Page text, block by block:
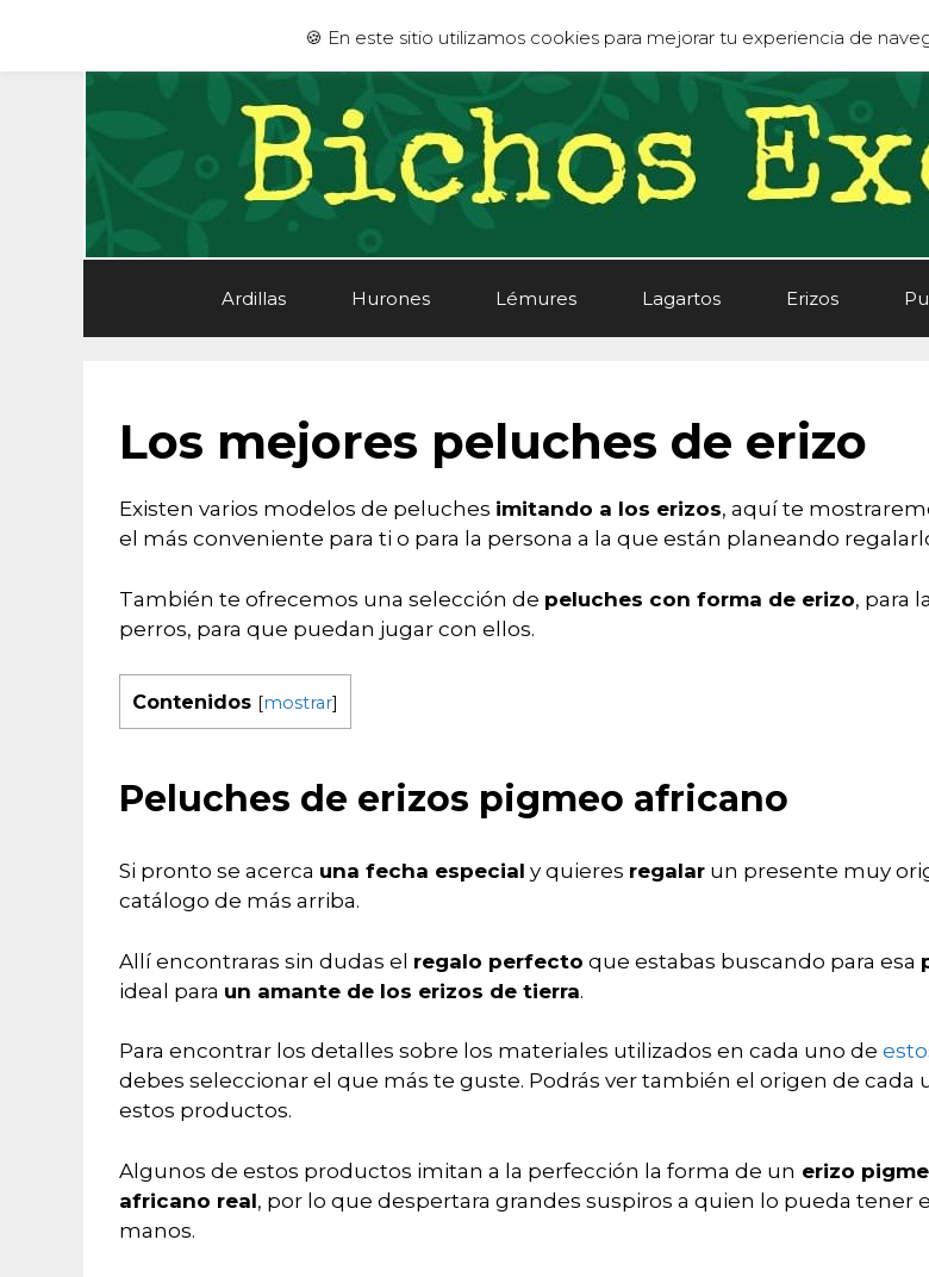
contenido
Ardillas Hurones Lémures Lagartos Erizos
Los mejores peluches de erizo
Existen varios modelos de peluches imitando a los erizos, aquí te
el más conveniente para ti o para la persona a la que están planeando
También te ofrecemos una selección de peluches con forma de erizo, para
perros, para que puedan jugar con ellos.
Contenidos [mostrar]
Peluches de erizos pigmeo africano
Si pronto se acerca una fecha especial y quieres regalarun presente muy
catálogo de más arriba.
Allí encontraras sin dudas el regalo perfecto que estabas buscando para esa
ideal para un amante de los erizos de tierra.
Para encontrar los detalles sobre los materiales utilizados en cada uno de
debes seleccionar el que más te guste. Podrás ver también el origen de cada
estos productos.
Algunos de estos productos imitan a la perfección la forma de un erizo
africano real, por lo que despertara grandes suspiros a quien lo pueda tener
manos.
🍪 En este sitio utilizamos cookies para mejorar tu experiencia de